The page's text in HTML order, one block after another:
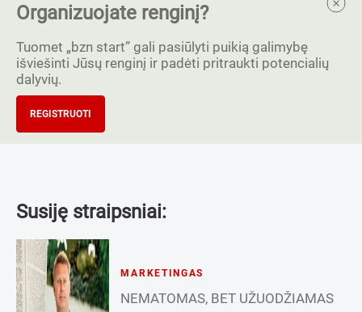
Organizuojate renginį?
Tuomet „bzn start” gali pasiūlyti puikią galimybę
išviešinti Jūsų renginį ir padėti pritraukti potencialių
dalyvių.
REGISTRUOTI
Susiję straipsniai:
MARKETINGAS
NEMATOMAS, BET UŽUODŽIAMAS